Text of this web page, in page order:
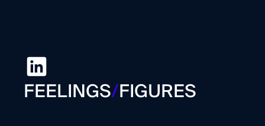
FEELINGS/FIGURES